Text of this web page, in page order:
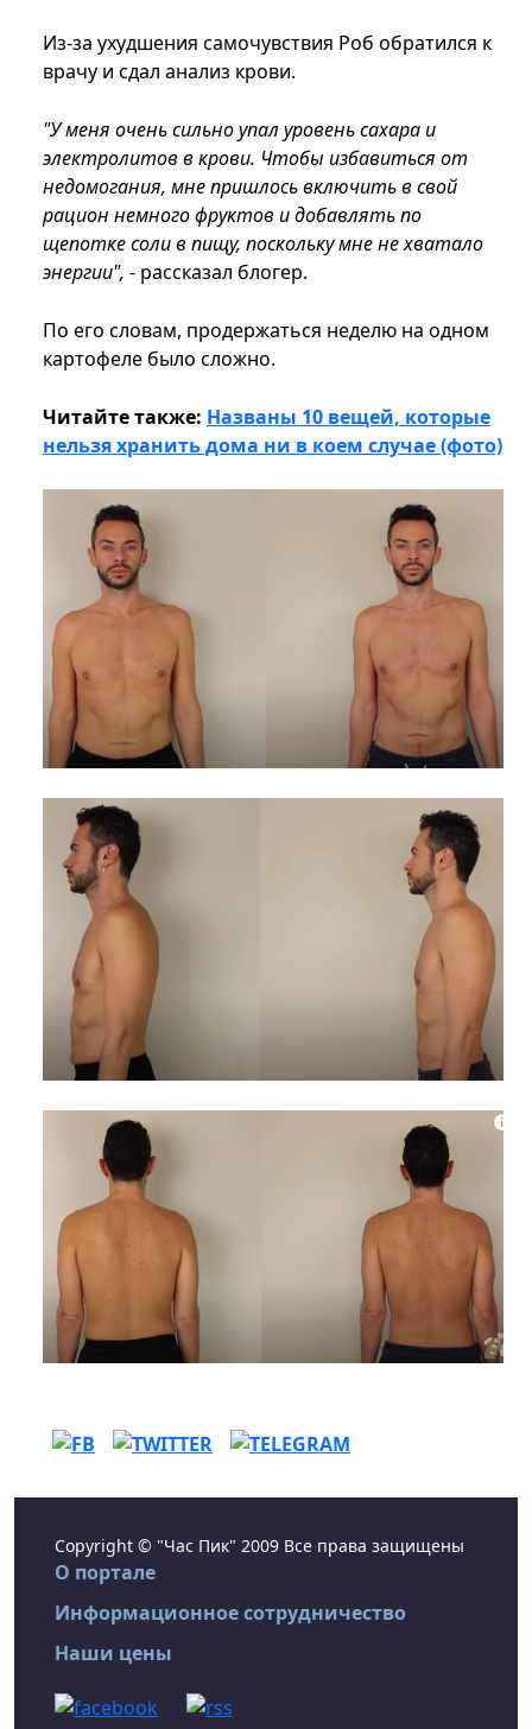
Из-за ухудшения самочувствия Роб обратился к
врачу и сдал анализ крови.
"У меня очень сильно упал уровень сахара и
электролитов в крови. Чтобы избавиться от
недомогания, мне пришлось включить в свой
рацион немного фруктов и добавлять по
щепотке соли в пищу, поскольку мне не хватало
энергии", - рассказал блогер.
По его словам, продержаться неделю на одном
картофеле было сложно.
Читайте также: Названы 10 вещей, которые
нельзя хранить дома ни в коем случае (фото)
Copyright © "Час Пик" 2009 Все права защищены
О портале
Информационное сотрудничество
Наши цены